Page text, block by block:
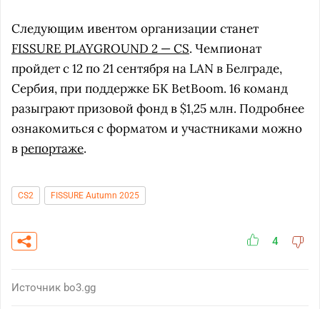
Следующим ивентом организации станет
FISSURE PLAYGROUND 2 — CS. Чемпионат
пройдет с 12 по 21 сентября на LAN в Белграде,
Сербия, при поддержке БК BetBoom. 16 команд
разыграют призовой фонд в $1,25 млн. Подробнее
ознакомиться с форматом и участниками можно
врепортаже.
CS2 FISSURE Autumn 2025
4
Источник bo3.gg